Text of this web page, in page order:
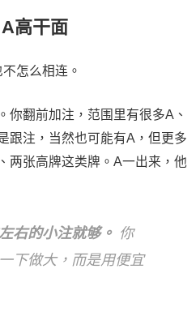
高干面
怎么相连。
你翻前加注，范围里有很多A、
跟注，当然也可能有A，但更多
两张高牌这类牌。A一出来，他
右的小注就够。 你
下做大，而是用便宜